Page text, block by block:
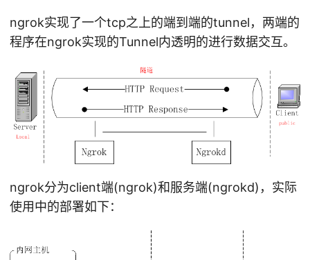
ngrok实现了一个tcp之上的端到端的tunnel，两端的
程序在ngrok实现的Tunnel内透明的进行数据交互。
ngrok分为client端(ngrok)和服务端(ngrokd)，实际
使用中的部署如下：